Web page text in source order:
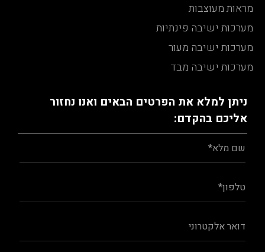
מראות מעוצבות
מערכות ישיבה פינתיות
מערכות ישיבה מעור
מערכות ישיבה מבד
ניתן למלא את הפרטים הבאים ואנו נחזור
אליכם בהקדם: